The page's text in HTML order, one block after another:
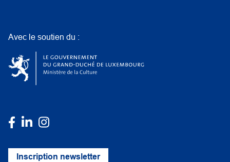
Avec le soutien du :
Inscription newsletter